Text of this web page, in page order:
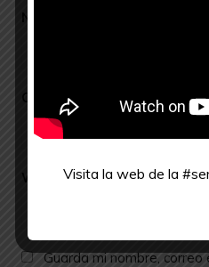
Nombre
Correo electrónico
Web
Guarda mi nombre,
Visita la web de la